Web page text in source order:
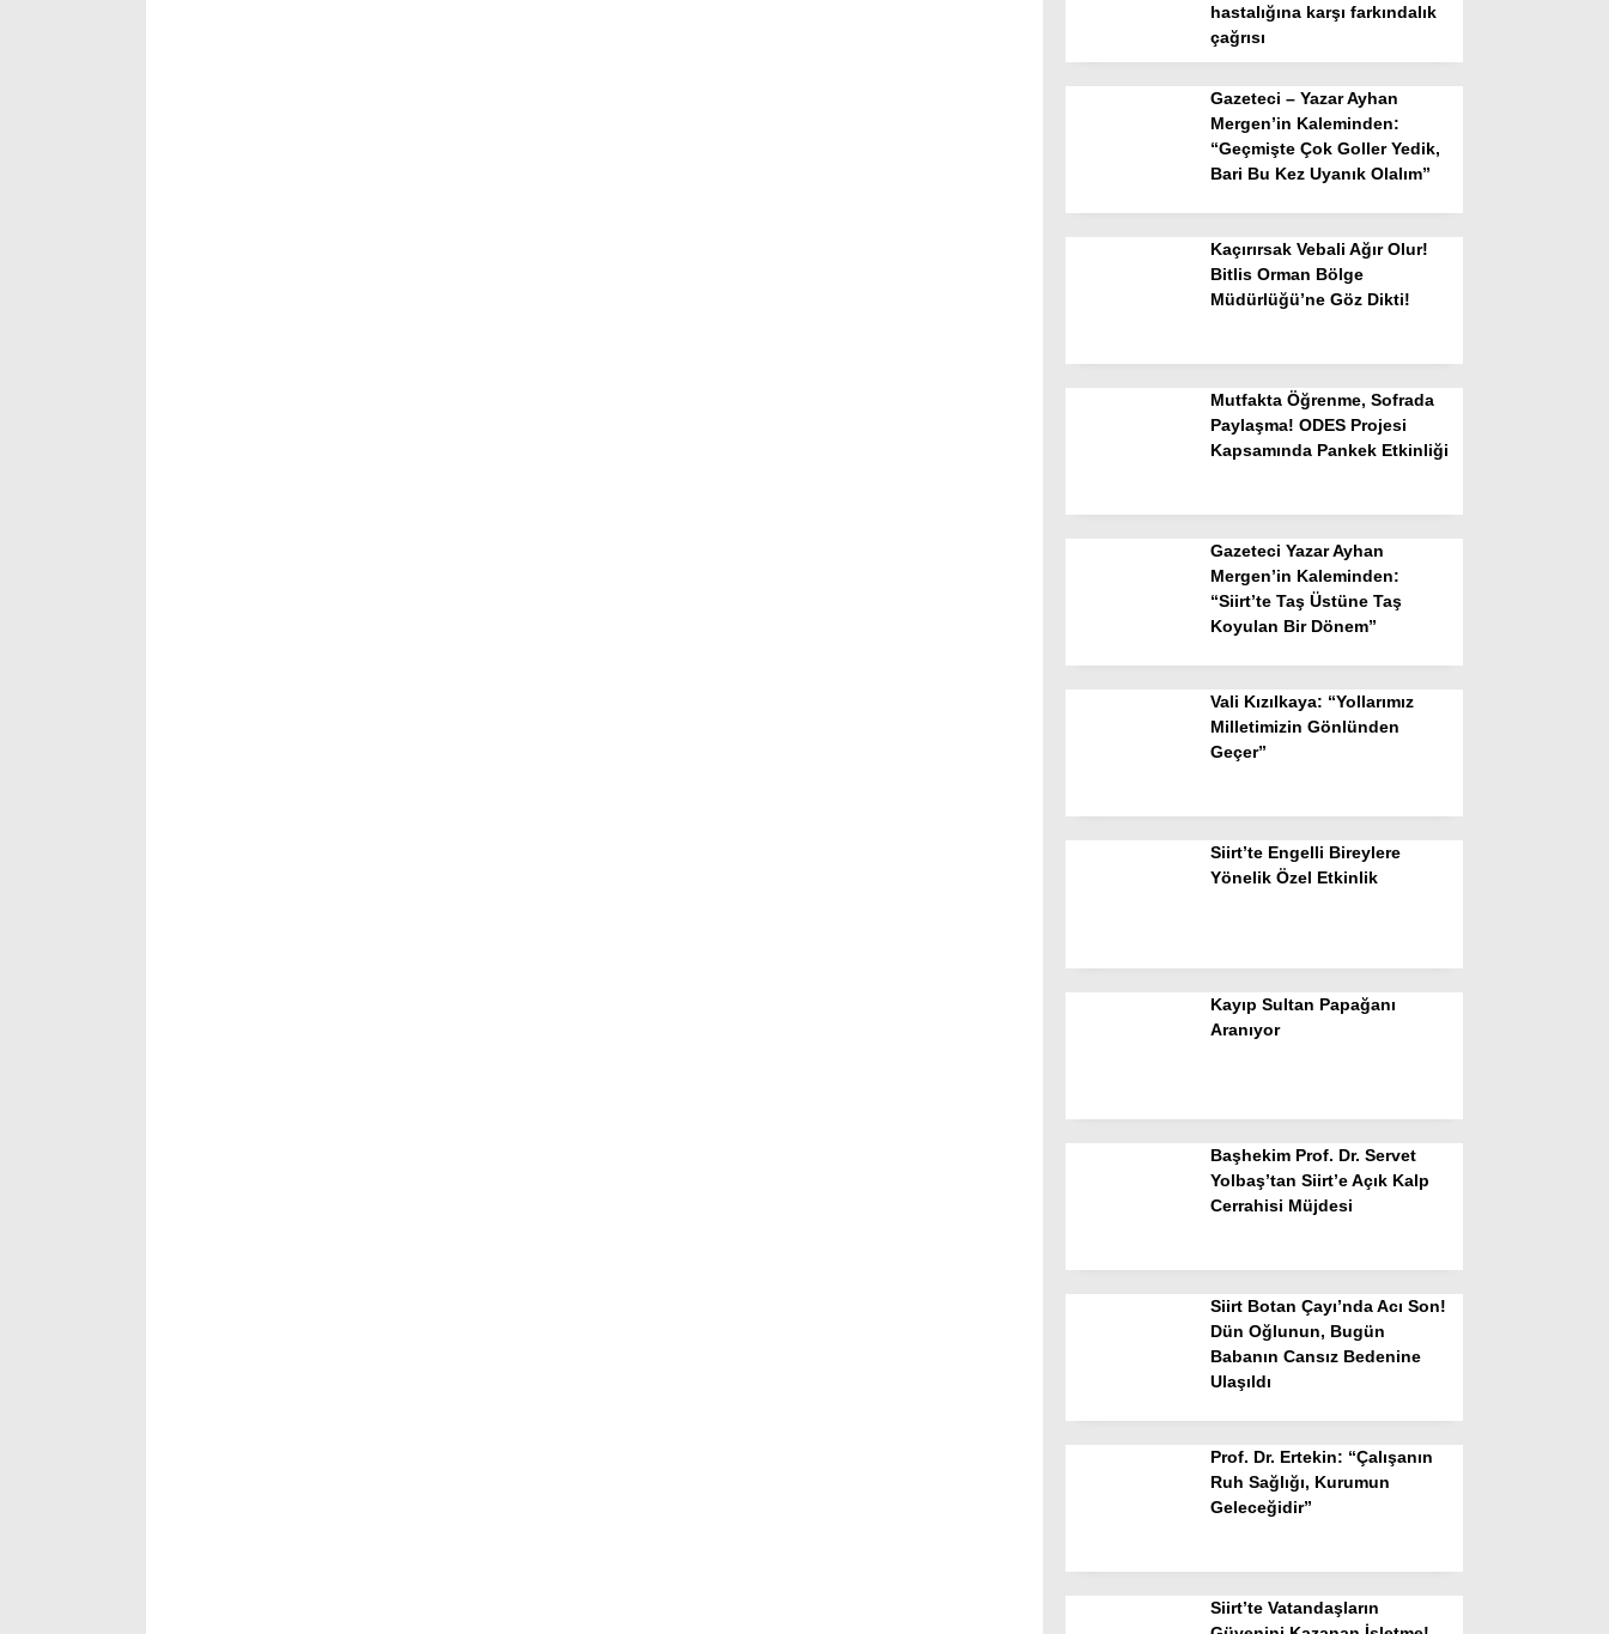
hastalığına karşı farkındalık
çağrısı
Gazeteci – Yazar Ayhan
Mergen’in Kaleminden:
“Geçmişte Çok Goller Yedik,
Bari Bu Kez Uyanık Olalım”
Kaçırırsak Vebali Ağır Olur!
Bitlis Orman Bölge
Müdürlüğü’ne Göz Dikti!
Mutfakta Öğrenme, Sofrada
Paylaşma! ODES Projesi
Kapsamında Pankek Etkinliği
Gazeteci Yazar Ayhan
Mergen’in Kaleminden:
“Siirt’te Taş Üstüne Taş
Koyulan Bir Dönem”
Vali Kızılkaya: “Yollarımız
Milletimizin Gönlünden
Geçer”
Siirt’te Engelli Bireylere
Yönelik Özel Etkinlik
Kayıp Sultan Papağanı
Aranıyor
Başhekim Prof. Dr. Servet
Yolbaş’tan Siirt’e Açık Kalp
Cerrahisi Müjdesi
Siirt Botan Çayı’nda Acı Son!
Dün Oğlunun, Bugün
Babanın Cansız Bedenine
Ulaşıldı
Prof. Dr. Ertekin: “Çalışanın
Ruh Sağlığı, Kurumun
Geleceğidir”
Siirt’te Vatandaşların